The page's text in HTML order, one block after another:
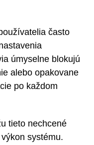
často
úmyselne blokujú
alebo opakovane
po každom
tieto nechcené
systému.